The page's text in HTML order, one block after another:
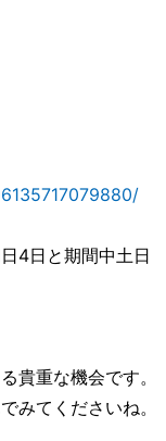
4日と期間中土日
貴重な機会です。
みてくださいね。